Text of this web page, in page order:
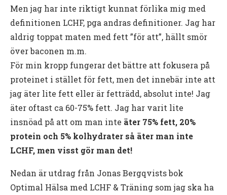
Men jag har inte riktigt kunnat förlika mig med
definitionen LCHF, pga andras definitioner. Jag har
aldrig toppat maten med fett ”för att”, hällt smör
över baconen m.m.
För min kropp fungerar det bättre att fokusera på
proteinet i stället för fett, men det innebär inte att
jag äter lite fett eller är fetträdd, absolut inte! Jag
äter oftast ca 60-75% fett. Jag har varit lite
insnöad på att om man inte äter 75% fett, 20%
protein och 5% kolhydrater så äter man inte
LCHF, men visst gör man det!
Nedan är utdrag från Jonas Bergqvists bok
Optimal Hälsa med LCHF & Träning som jag ska ha